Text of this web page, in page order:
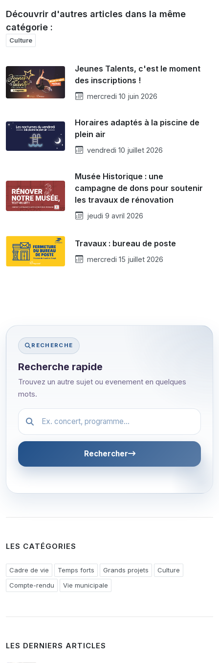
Découvrir d'autres articles dans la même
catégorie :
Culture
Jeunes Talents, c'est le moment
des inscriptions !
mercredi 10 juin 2026
Horaires adaptés à la piscine de
plein air
vendredi 10 juillet 2026
Musée Historique : une
campagne de dons pour soutenir
les travaux de rénovation
jeudi 9 avril 2026
Travaux : bureau de poste
mercredi 15 juillet 2026
RECHERCHE
Recherche rapide
Trouvez un autre sujet ou evenement en quelques
mots.
Festival.article.hiddenLabel
Rechercher
LES CATÉGORIES
Cadre de vie Temps forts Grands projets
Culture
Compte-rendu
Vie municipale
LES DERNIERS ARTICLES